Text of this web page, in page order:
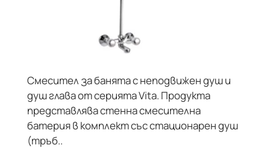
Смесител за банята с неподвижен душ и
душ глава от серията Vita. Продукта
представлява стенна смесителна
батерия в комплект със стационарен душ
(тръб..